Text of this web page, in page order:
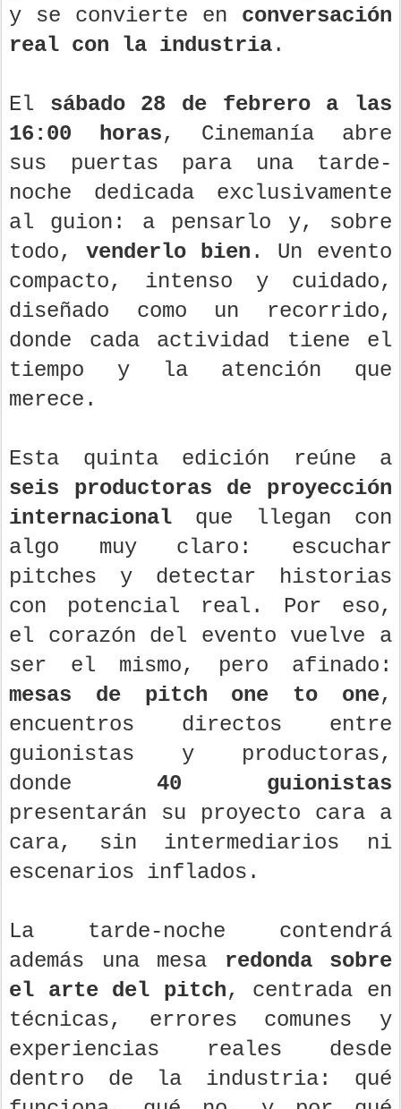
y se convierte en conversación
real con la industria.
El sábado 28 de febrero a las
16:00 horas, Cinemanía abre
sus puertas para una tarde-
noche dedicada exclusivamente
al guion: a pensarlo y, sobre
todo, venderlo bien . Un evento
compacto, intenso y cuidado,
diseñado como un recorrido,
donde cada actividad tiene el
tiempo y la atención que
merece.
Esta quinta edición reúne a
seis productoras de proyección
internacional que llegan con
algo muy claro: escuchar
pitches y detectar historias
con potencial real. Por eso,
el corazón del evento vuelve a
ser el mismo, pero afinado:
mesas de pitch one to one,
encuentros directos entre
guionistas y productoras,
donde 40 guionistas
presentarán su proyecto cara a
cara, sin intermediarios ni
escenarios inflados.
La tarde-noche contendrá
además una mesa redonda sobre
el arte del pitch, centrada en
técnicas, errores comunes y
experiencias reales desde
dentro de la industria: qué